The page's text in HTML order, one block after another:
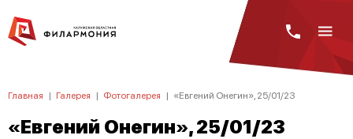
Главная | Галерея | Фотогалерея | «Евгений Онегин», 25/01/23
«Евгений Онегин», 25/01/23